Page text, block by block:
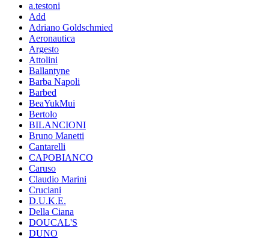
a.testoni
Add
Adriano Goldschmied
Aeronautica
Argesto
Attolini
Ballantyne
Barba Napoli
Barbed
BeaYukMui
Bertolo
BILANCIONI
Bruno Manetti
Cantarelli
CAPOBIANCO
Caruso
Claudio Marini
Cruciani
D.U.K.E.
Della Ciana
DOUCAL'S
DUNO